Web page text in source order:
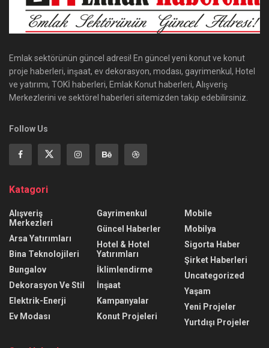
Emlak sektörünün güncel adresi! En güncel yeni konut ve konut
proje haberleri, inşaat, ev dekorasyon, modası, gayrimenkul, Hotel
ve yatırımı, TOKİ haberleri, Emlak Konut haberleri, Alışveriş
Merkezlerini ve sektörel haberleri sitemizden takip edebilirsiniz.
Follow Us
Katagori
Alışveriş
Merkezleri
Arsa Yatırımları
Bina Teknolojileri
Bungalov
Dekorasyon Ve Stil
Elektrik-Enerji
Ev Modası
Gayrimenkul
Güncel Haberler
Hotel & Hotel
Yatırımları
İklimlendirme
İnşaat
Kampanyalar
Konut Projeleri
Mobile
Mobilya
Sigorta Haber
Şirket Haberleri
Uncategorized
Yaşam
Yeni Projeler
Yurtdışı Projeler